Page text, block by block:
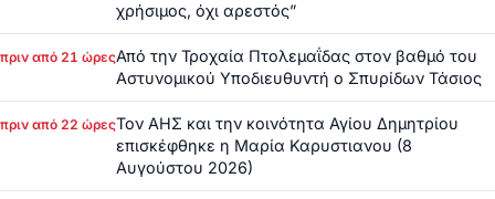
χρήσιμος, όχι αρεστός”
πριν από 21 ώρεςΑπό την Τροχαία Πτολεμαΐδας στον βαθμό του
Αστυνομικού Υποδιευθυντή ο Σπυρίδων Τάσιος
πριν από 22 ώρεςΤον ΑΗΣ και την κοινότητα Αγίου Δημητρίου
επισκέφθηκε η Μαρία Καρυστιανου (8
Αυγούστου 2026)